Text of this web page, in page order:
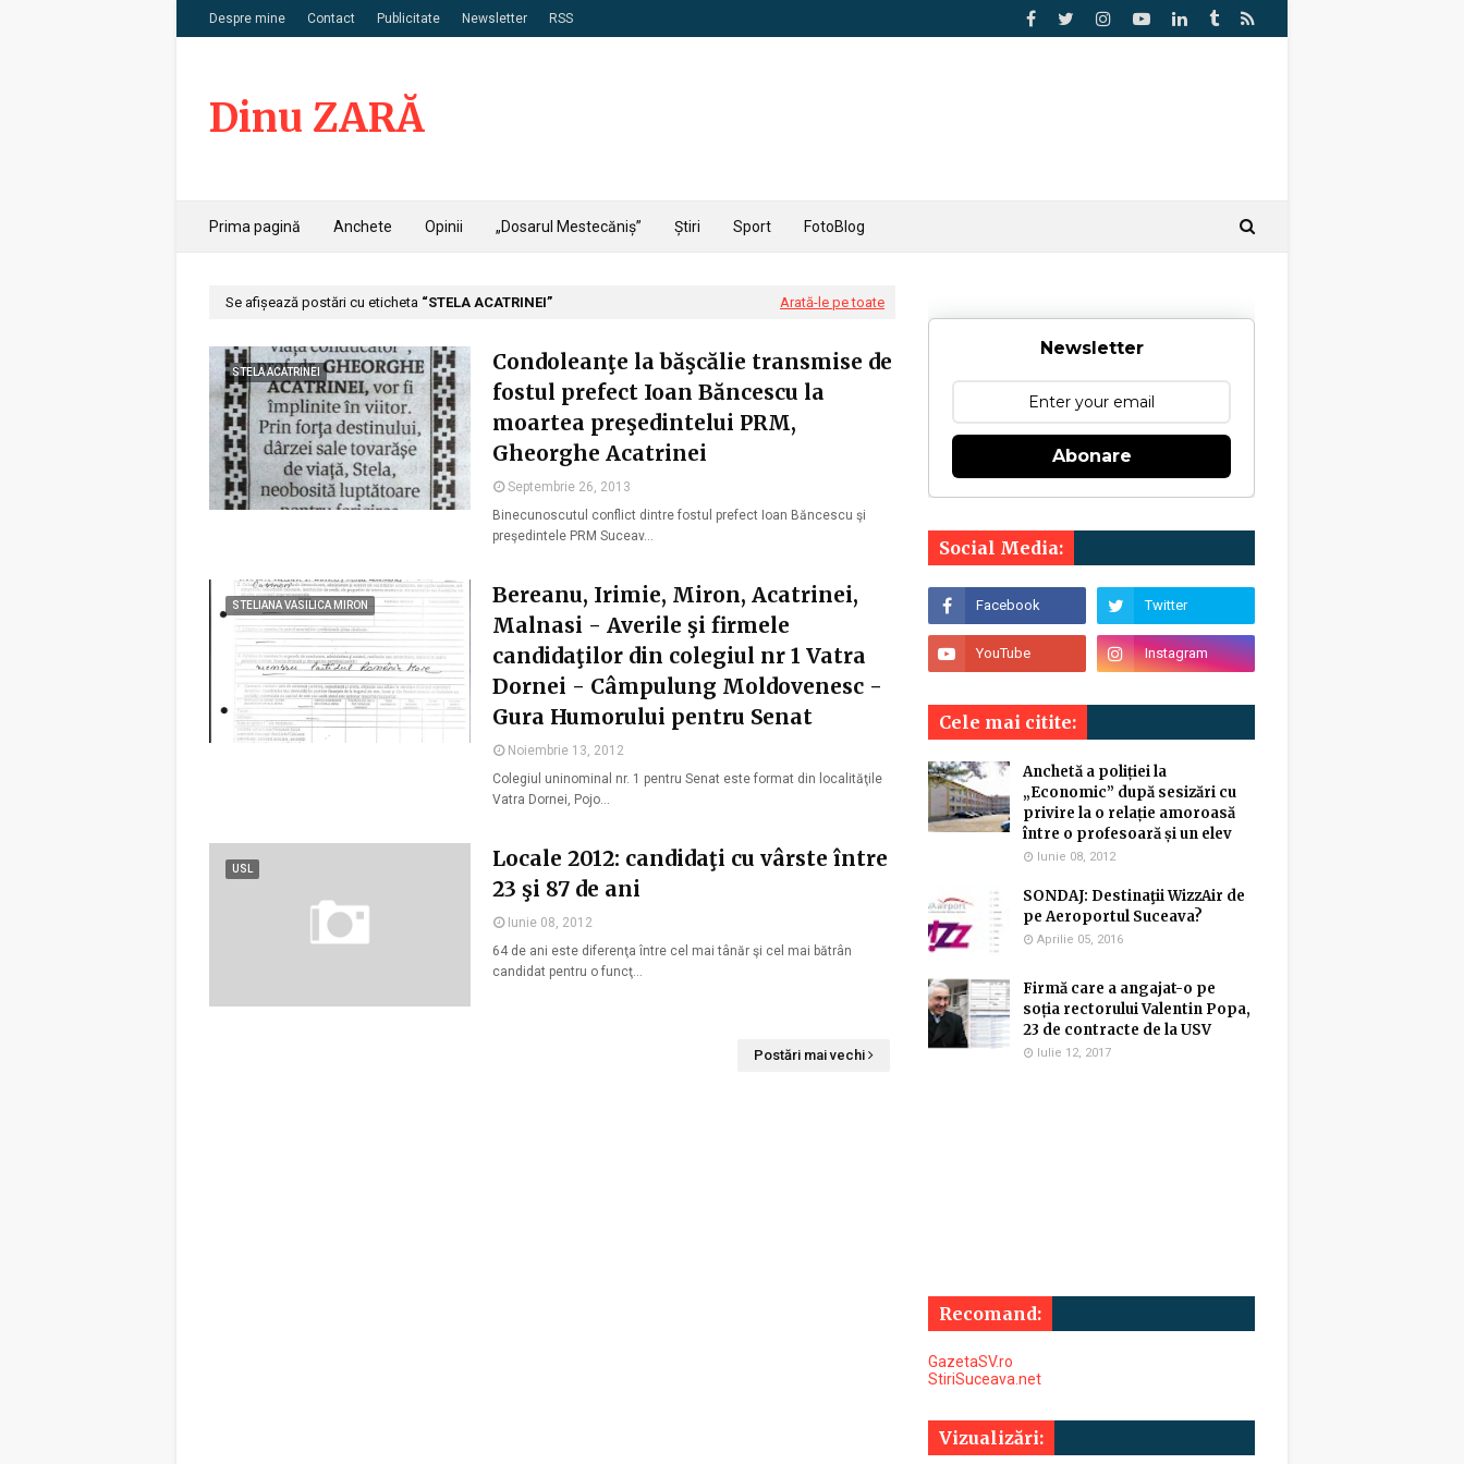
Despre mine Contact Publicitate Newsletter RSS
Dinu ZARĂ
Prima pagină Anchete Opinii „Dosarul Mestecăniș” Știri Sport FotoBlog
Se afișează postări cu eticheta STELA ACATRINEI Arată-le pe toate
STELA ACATRINEI
Condoleanţe la băşcălie transmise de
fostul prefect Ioan Băncescu la
moartea preşedintelui PRM,
Gheorghe Acatrinei
Septembrie 26, 2013
Binecunoscutul conflict dintre fostul prefect Ioan Băncescu şi
preşedintele PRM Suceav…
STELIANA VASILICA MIRON
Bereanu, Irimie, Miron, Acatrinei,
Malnasi - Averile şi firmele
candidaţilor din colegiul nr 1 Vatra
Dornei - Câmpulung Moldovenesc -
Gura Humorului pentru Senat
Noiembrie 13, 2012
Colegiul uninominal nr. 1 pentru Senat este format din localităţile
Vatra Dornei, Pojo…
USL
Locale 2012: candidaţi cu vârste între
23 şi 87 de ani
Iunie 08, 2012
64 de ani este diferenţa între cel mai tânăr şi cel mai bătrân
candidat pentru o funcţ…
Postări mai vechi
Newsletter
Abonare
Social Media:
Cele mai citite:
Anchetă a poliției la
„Economic” după sesizări cu
privire la o relație amoroasă
între o profesoară și un elev
Iunie 08, 2012
SONDAJ: Destinaţii WizzAir de
pe Aeroportul Suceava?
Aprilie 05, 2016
Firmă care a angajat-o pe
soția rectorului Valentin Popa,
23 de contracte de la USV
Iulie 12, 2017
Recomand:
GazetaSV.ro
StiriSuceava.net
Vizualizări: